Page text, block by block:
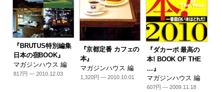
『BRUTUS特別編集
日本の宿BOOK』
マガジンハウス 編
817円 — 2010.12.03
『京都定番 カフェの
本』
マガジンハウス 編
1,320円 — 2010.10.01
『ダカーポ 最高の
本! BOOK OF THE
…』
マガジンハウス 編
607円 — 2009.11.18